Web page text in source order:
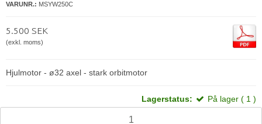
VARUNR.: MSYW250C
5.500 SEK
(exkl. moms)
Hjulmotor - ø32 axel - stark orbitmotor
Lagerstatus: På lager ( 1 )